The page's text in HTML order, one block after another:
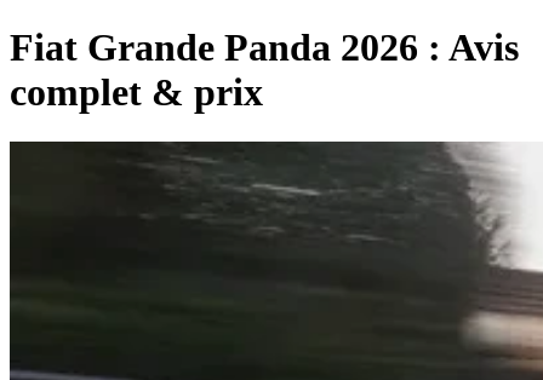
Fiat Grande Panda 2026 : Avis
complet & prix